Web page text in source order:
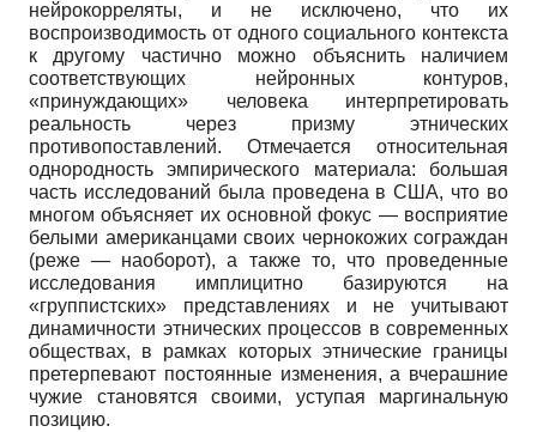
нейрокорреляты, и не исключено, что их
воспроизводимость от одного социального контекста
к другому частично можно объяснить наличием
соответствующих нейронных контуров,
«принуждающих» человека интерпретировать
реальность через призму этнических
противопоставлений. Отмечается относительная
однородность эмпирического материала: большая
часть исследований была проведена в США, что во
многом объясняет их основной фокус — восприятие
белыми американцами своих чернокожих сограждан
(реже — наоборот), а также то, что проведенные
исследования имплицитно базируются на
«группистских» представлениях и не учитывают
динамичности этнических процессов в современных
обществах, в рамках которых этнические границы
претерпевают постоянные изменения, а вчерашние
чужие становятся своими, уступая маргинальную
позицию.